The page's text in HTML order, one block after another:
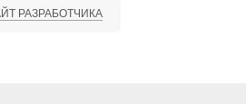
РАЗРАБОТЧИКА